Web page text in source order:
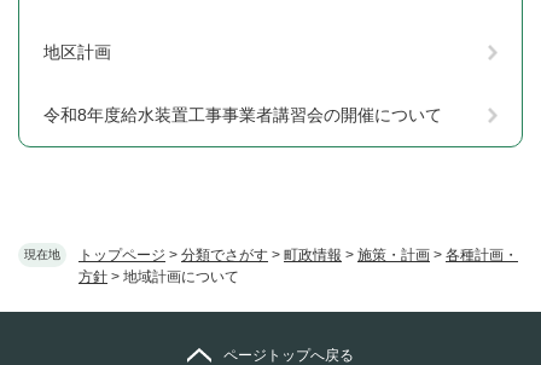
現在地 トップページ > 分類でさがす > 町政情報 > 施策・計画 > 各種計画・
方針 > 地域計画について
地区計画
令和8年度給水装置工事事業者講習会の開催について
ページトップへ戻る